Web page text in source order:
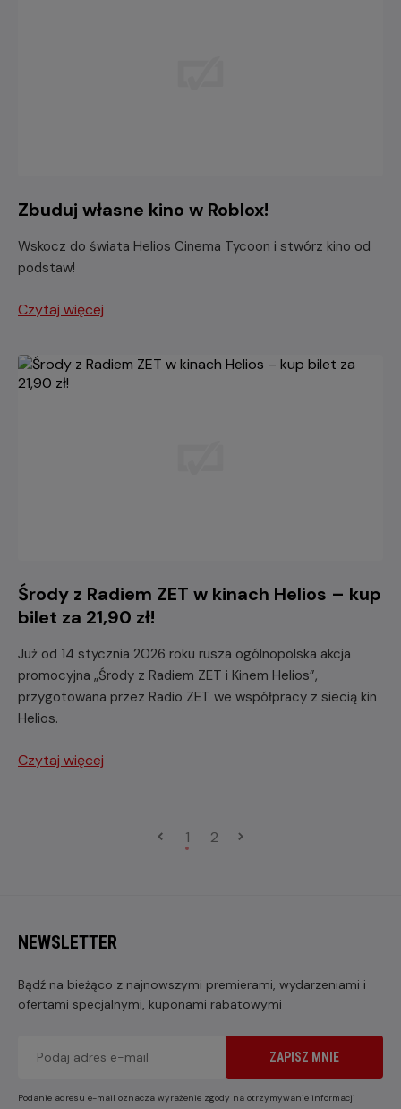
Zbuduj własne kino w Roblox!
Wskocz do świata Helios Cinema Tycoon i stwórz kino od
podstaw!
Czytaj więcej
Środy z Radiem ZET w kinach Helios – kup
bilet za 21,90 zł!
Już od 14 stycznia 2026 roku rusza ogólnopolska akcja
promocyjna „Środy z Radiem ZET i Kinem Helios”,
przygotowana przez Radio ZET we współpracy z siecią kin
Helios.
Czytaj więcej
1 2
NEWSLETTER
Bądź na bieżąco z najnowszymi premierami, wydarzeniami i
ofertami specjalnymi, kuponami rabatowymi
ZAPISZ MNIE
Podanie adresu e-mail oznacza wyrażenie zgody na otrzymywanie informacji